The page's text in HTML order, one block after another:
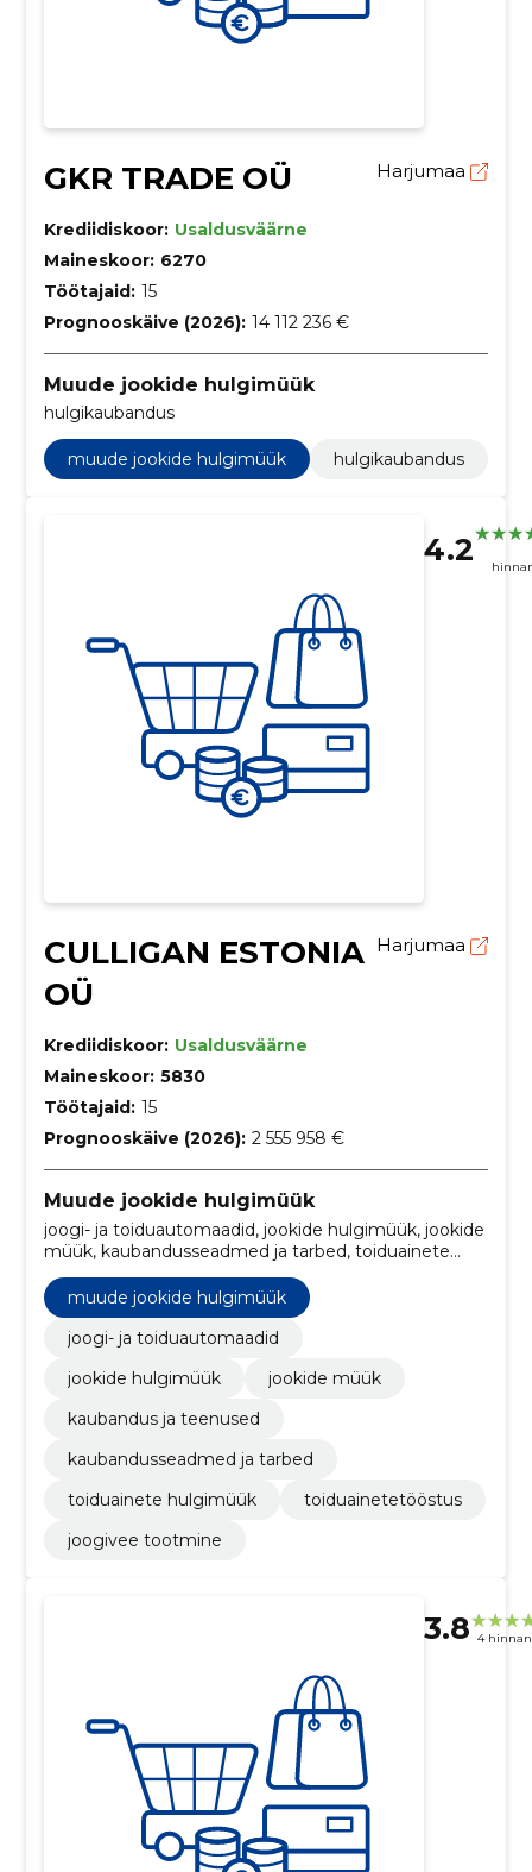
GKR TRADE OÜ Harjumaa
Krediidiskoor: Usaldusväärne
Maineskoor: 6270
Töötajaid: 15
Prognooskäive (2026): 14 112 236 €
Muude jookide hulgimüük
hulgikaubandus
muude jookide hulgimüük hulgikaubandus
4.2
CULLIGAN ESTONIA
OÜ
Harjumaa
Krediidiskoor: Usaldusväärne
Maineskoor: 5830
Töötajaid: 15
Prognooskäive (2026): 2 555 958 €
Muude jookide hulgimüük
joogi- ja toiduautomaadid, jookide hulgimüük, jookide
müük, kaubandusseadmed ja tarbed, toiduainete
hulgimüük, toiduainetetööstus, Joogivesi, Joogivee
tootmine, kaubandus ja teenused
muude jookide hulgimüük
joogi- ja toiduautomaadid
jookide hulgimüük
jookide müük
kaubandus ja teenused
kaubandusseadmed ja tarbed
toiduainete hulgimüük
toiduainetetööstus
joogivee tootmine
3.8 4